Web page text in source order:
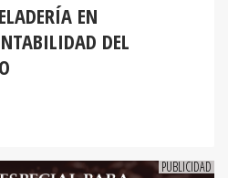
EN
DEL